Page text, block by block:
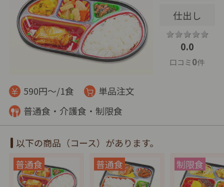
仕出し
0.0
口コミ0件
590円～/1食
単品注文
普通食・介護食・制限食
以下の商品（コース）があります。